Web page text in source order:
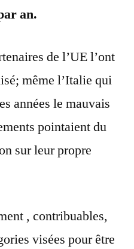
an.
de l’UE l’ont
même l’Italie qui
années le mauvais
pointaient du
sur leur propre
, contribuables,
visées pour être